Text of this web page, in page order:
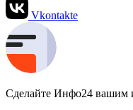
Vkontakte
Сделайте Инфо24 вашим